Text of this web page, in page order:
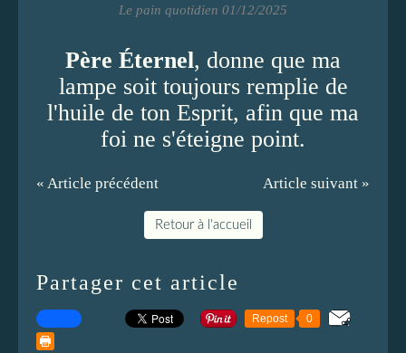
Le pain quotidien 01/12/2025
Père Éternel, donne que ma
lampe soit toujours remplie de
l'huile de ton Esprit, afin que ma
foi ne s'éteigne point.
« Article précédent Article suivant »
Retour à l'accueil
Partager cet article
Repost 0